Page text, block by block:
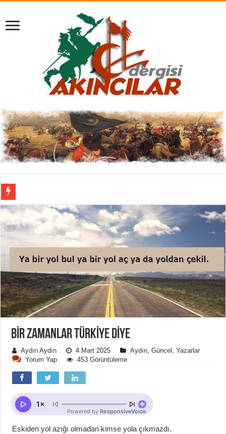
BİR ZAMANLAR TÜRKİYE DİYE
Aydın Aydın 4 Mart 2025 Aydın ,Güncel ,Yazarlar
Yorum Yap
453 Görüntüleme
Eskiden yol azığı olmadan kimse yola çıkmazdı.